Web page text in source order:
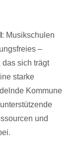
: Musikschulen
–
sich trägt
starke
Kommune
und